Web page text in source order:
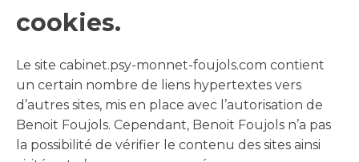
cookies.
Le site cabinet.psy-monnet-foujols.com contient
un certain nombre de liens hypertextes vers
d’autres sites, mis en place avec l’autorisation de
Benoit Foujols. Cependant, Benoit Foujols n’a pas
la possibilité de vérifier le contenu des sites ainsi